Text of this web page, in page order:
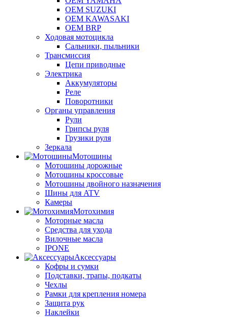
OEM SUZUKI
OEM KAWASAKI
OEM BRP
Ходовая мотоцикла
Сальники, пыльники
Трансмиссия
Цепи приводные
Электрика
Аккумуляторы
Реле
Поворотники
Органы управления
Рули
Грипсы руля
Грузики руля
Зеркала
Мотошины
Мотошины дорожные
Мотошины кроссовые
Мотошины двойного назначения
Шины для ATV
Камеры
Мотохимия
Моторные масла
Средства для ухода
Вилочные масла
IPONE
Аксессуары
Кофры и сумки
Подставки, трапы, подкаты
Чехлы
Рамки для крепления номера
Защита рук
Наклейки